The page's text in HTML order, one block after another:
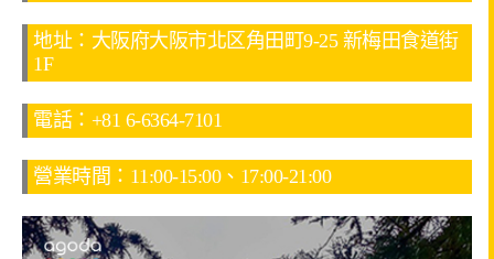
地址：大阪府大阪市北区角田町9-25 新梅田食道街
1F
電話：+81 6-6364-7101
營業時間：11:00-15:00、17:00-21:00